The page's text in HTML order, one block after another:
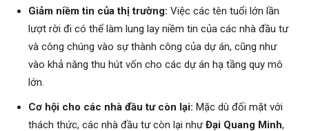
Giảm niềm tin của thị trường: Việc các tên tuổi lớn lần
lượt rời đi có thể làm lung lay niềm tin của các nhà đầu tư
và công chúng vào sự thành công của dự án, cũng như
vào khả năng thu hút vốn cho các dự án hạ tầng quy mô
lớn.
Cơ hội cho các nhà đầu tư còn lại: Mặc dù đối mặt với
thách thức, các nhà đầu tư còn lại nhưĐại Quang Minh,